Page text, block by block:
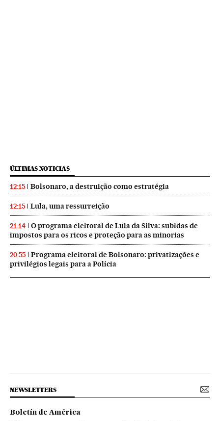
ÚLTIMAS NOTICIAS
12:15 Bolsonaro, a destruição como estratégia
12:15 Lula, uma ressurreição
21:14
O programa eleitoral de Lula da Silva: subidas de
impostos para os ricos e proteção para as minorias
20:55
Programa eleitoral de Bolsonaro: privatizações e
privilégios legais para a Polícia
NEWSLETTERS
Boletín de América